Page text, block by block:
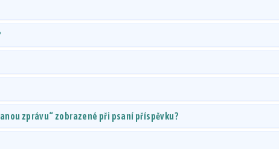
zprávu“ zobrazené při psaní příspěvku?